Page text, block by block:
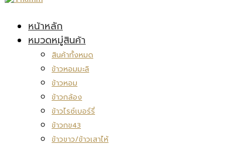
หน้าหลัก
หมวดหมู่สินค้า
สินค้าทั้งหมด
ข้าวหอมมะลิ
ข้าวหอม
ข้าวกล้อง
ข้าวไรซ์เบอร์รี่
ข้าวกข43
ข้าวขาว/ข้าวเสาไห้